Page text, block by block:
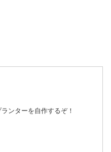
ンターを自作するぞ！